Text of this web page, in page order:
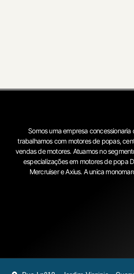
Somos uma empresa concessionaria
trabalhamos com motores de popas,
vendas de motores. Atuamos no
especializações em motores de popa
Mercruiser e Axius. A unica